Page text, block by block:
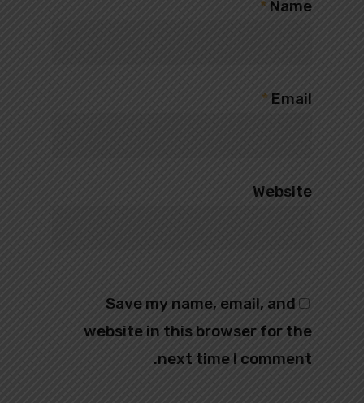
Name
*
Email
*
Website
Save my name, email, and
website in this browser for the
next time I comment.